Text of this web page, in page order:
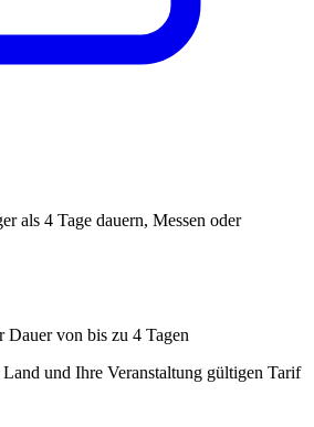
als 4 Tage dauern, Messen oder
Dauer von bis zu 4 Tagen
und Ihre Veranstaltung gültigen Tarif